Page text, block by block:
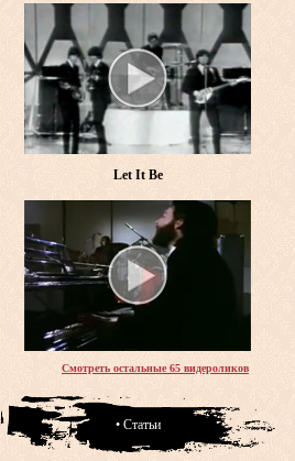
Let It Be
Смотреть остальные 65 видероликов
• Статьи